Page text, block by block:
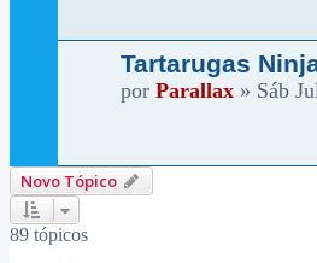
Tartarugas
por Parallax » Sáb
Novo Tópico
89 tópicos